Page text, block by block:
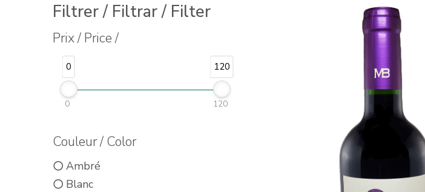
Filtrer / Filtrar / Filter
Prix / Price /
0 120
0 120
Couleur / Color
Ambré
Blanc